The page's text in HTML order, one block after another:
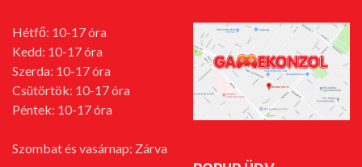
Hétfő: 10-17 óra
Kedd: 10-17 óra
Szerda: 10-17 óra
Csütörtök: 10-17 óra
Péntek: 10-17 óra
Szombat és vasárnap: Zárva